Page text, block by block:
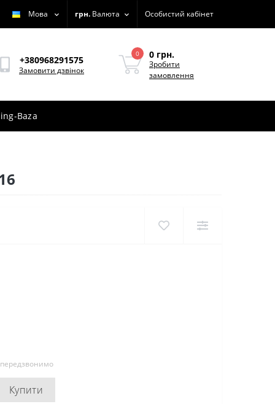
Мова грн. Валюта Особистий кабінет
+380968291575
Замовити дзвінок
0 0 грн.
Зробити
замовлення
Baza
Купити